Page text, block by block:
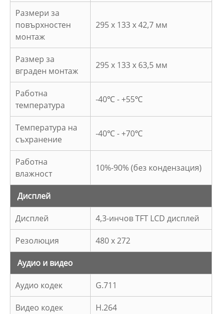
Размери за
повърхностен
монтаж
295 x 133 x 42,7 мм
Размер за
вграден монтаж
295 x 133 x 63,5 мм
Работна
температура
-40℃ - +55℃
Температура на
съхранение
-40℃ - +70℃
Работна
влажност
10%-90% (без кондензация)
Дисплей
Дисплей 4,3-инчов TFT LCD дисплей
Резолюция 480 x 272
Аудио и видео
Аудио кодек G.711
Видео кодек H.264